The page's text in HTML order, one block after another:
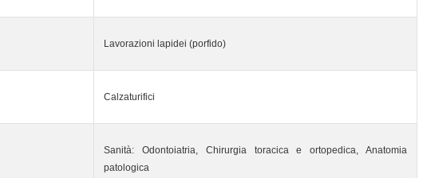
Lavorazioni lapidei (porfido)
Calzaturifici
Sanità: Odontoiatria, Chirurgia toracica e ortopedica, Anatomia
patologica